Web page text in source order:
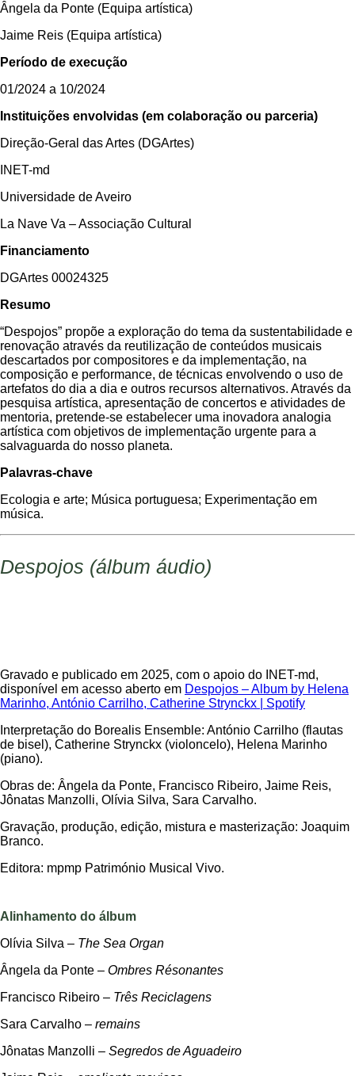
Ângela da Ponte (Equipa artística)
Jaime Reis (Equipa artística)
Período de execução
01/2024 a 10/2024
Instituições envolvidas (em colaboração ou parceria)
Direção-Geral das Artes (DGArtes)
INET-md
Universidade de Aveiro
La Nave Va – Associação Cultural
Financiamento
DGArtes 00024325
Resumo
“Despojos” propõe a exploração do tema da sustentabilidade e
renovação através da reutilização de conteúdos musicais
descartados por compositores e da implementação, na
composição e performance, de técnicas envolvendo o uso de
artefatos do dia a dia e outros recursos alternativos. Através da
pesquisa artística, apresentação de concertos e atividades de
mentoria, pretende-se estabelecer uma inovadora analogia
artística com objetivos de implementação urgente para a
salvaguarda do nosso planeta.
Palavras-chave
Ecologia e arte; Música portuguesa; Experimentação em
música.
Despojos (álbum áudio)
Gravado e publicado em 2025, com o apoio do INET-md,
disponível em acesso aberto em Despojos – Album by Helena
Marinho, António Carrilho, Catherine Strynckx | Spotify
Interpretação do Borealis Ensemble: António Carrilho (flautas
de bisel), Catherine Strynckx (violoncelo), Helena Marinho
(piano).
Obras de: Ângela da Ponte, Francisco Ribeiro, Jaime Reis,
Jônatas Manzolli, Olívia Silva, Sara Carvalho.
Gravação, produção, edição, mistura e masterização: Joaquim
Branco.
Editora: mpmp Património Musical Vivo.
Alinhamento do álbum
Olívia Silva – The Sea Organ
Ângela da Ponte – Ombres Résonantes
Francisco Ribeiro – Três Reciclagens
Sara Carvalho – remains
Jônatas Manzolli – Segredos de Aguadeiro